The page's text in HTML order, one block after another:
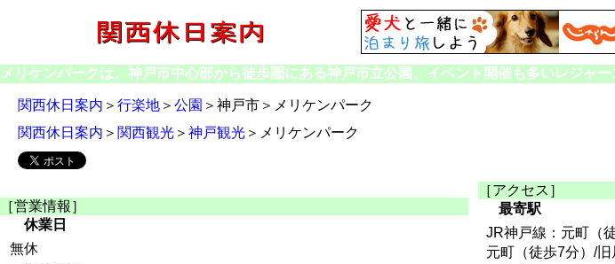
メリケンパークは、神戸市中心部から徒歩圏にある神戸市立公園、イベント開催も多いレジャー
関西休日案内 ＞ 行楽地 ＞ 公園 ＞神戸市＞メリケンパーク
関西休日案内 ＞ 関西観光 ＞ 神戸観光 ＞メリケンパーク
［営業情報］
休業日
無休
［アクセス］
最寄駅
JR神戸線：元町（
元町（徒歩7分）/旧